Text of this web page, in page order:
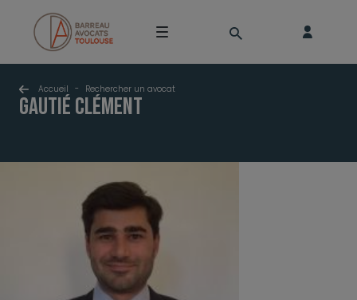
Accueil - Rechercher un avocat
GAUTIÉ Clément